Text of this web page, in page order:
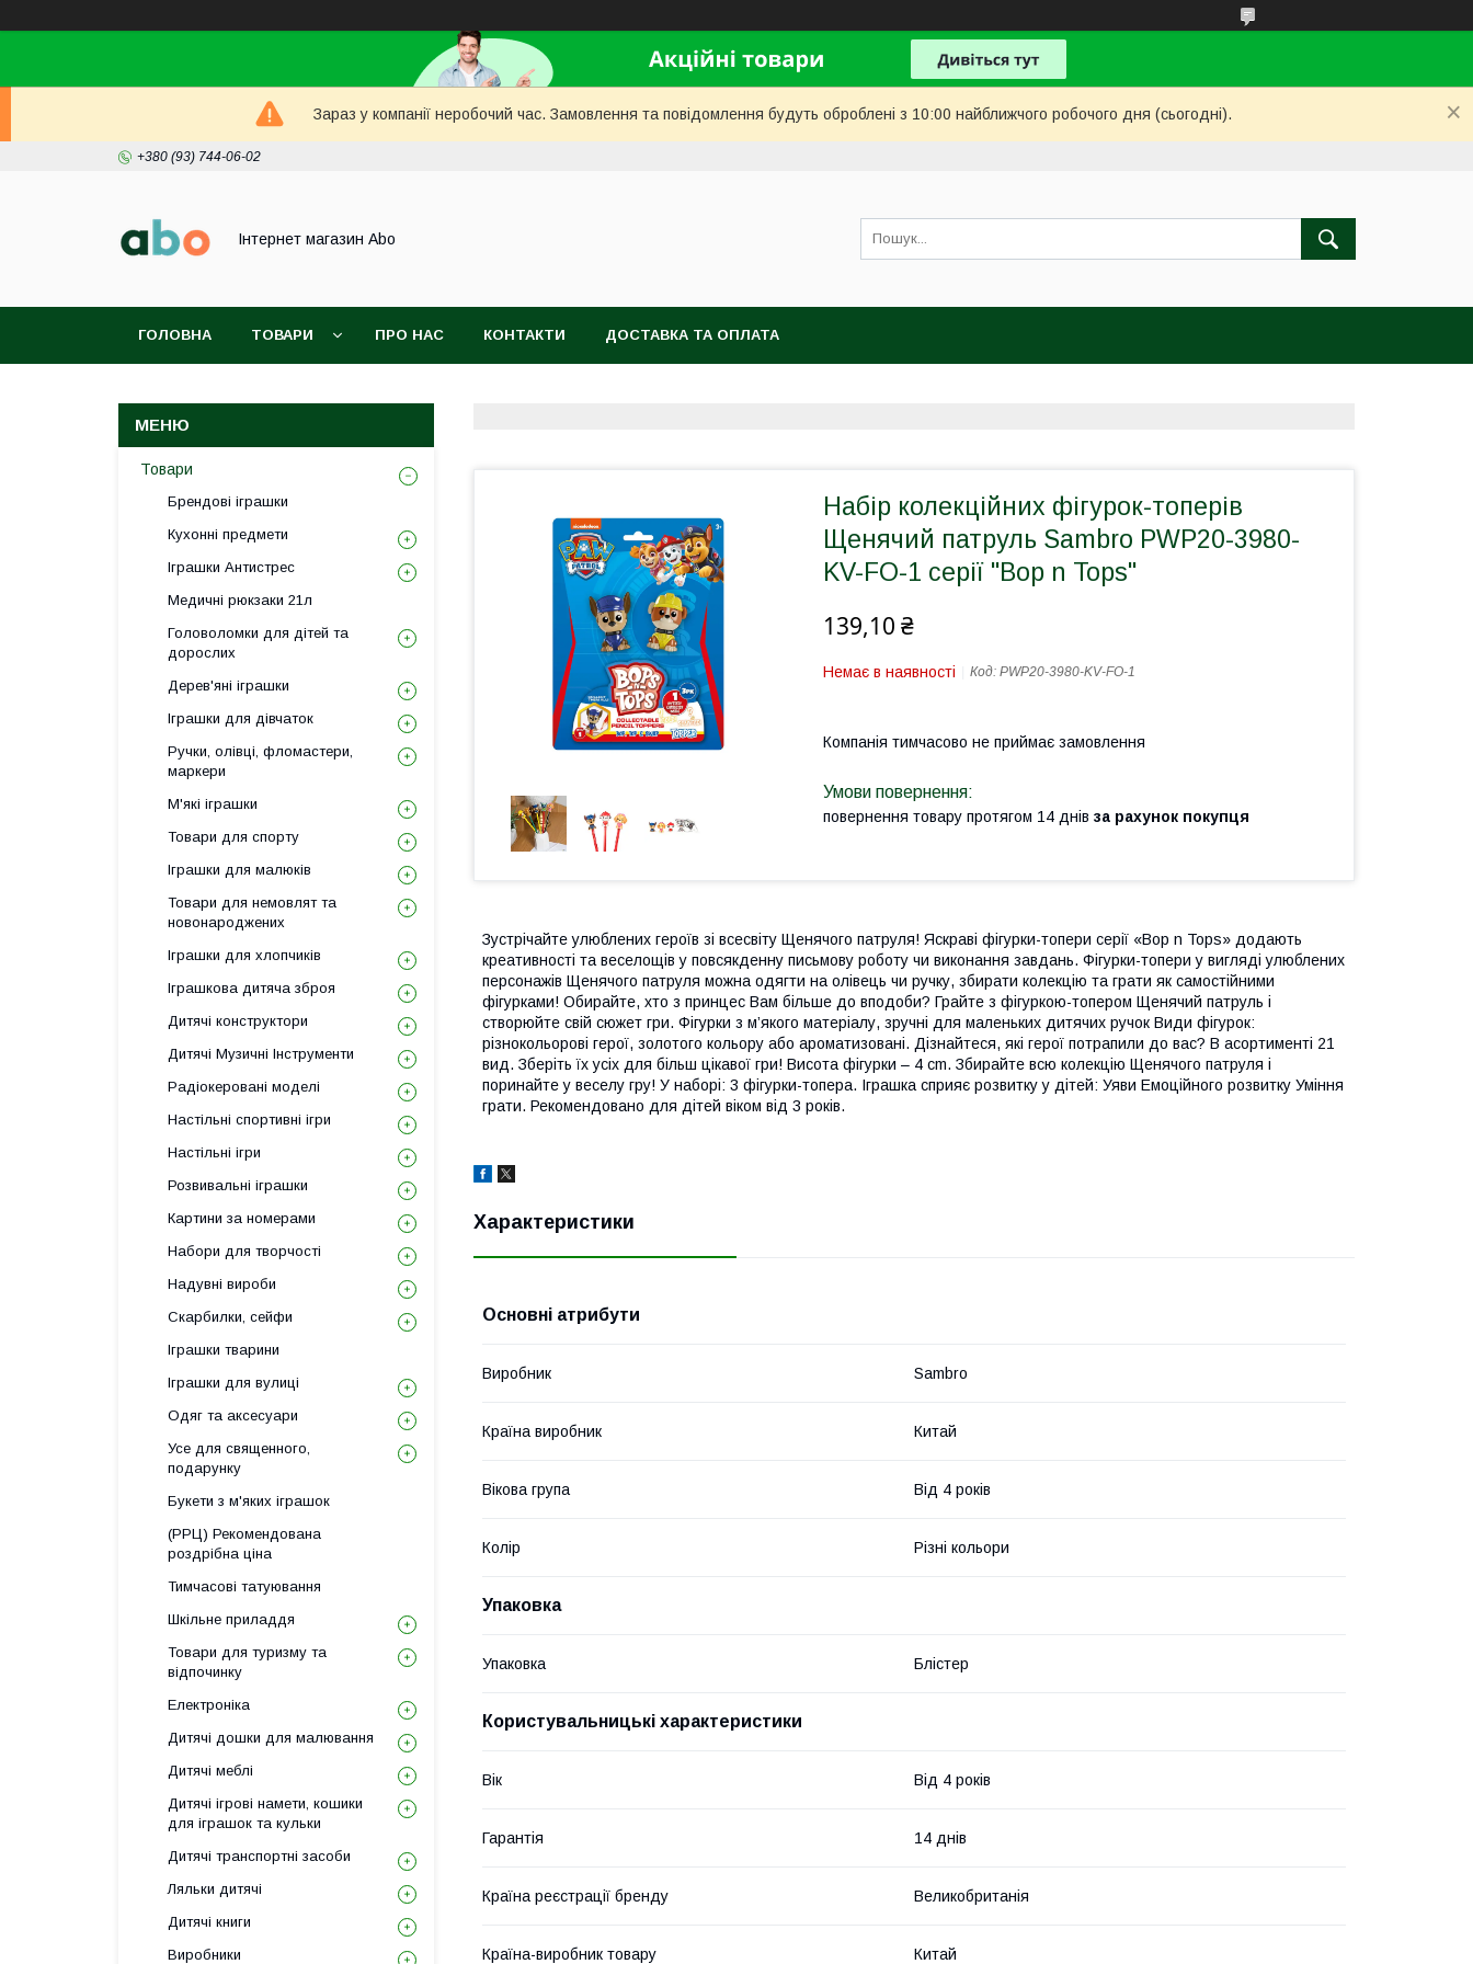
Зараз у компанії неробочий час. Замовлення та повідомлення будуть оброблені з 10:00 найближчого робочого дня (сьогодні).
+380 (93) 744-06-02
Інтернет магазин Abo
ГОЛОВНА ТОВАРИ ПРО НАС КОНТАКТИ ДОСТАВКА ТА ОПЛАТА
Набір колекційних фігурок-топерів
Щенячий патруль Sambro PWP20-3980-
KV-FO-1 серії "Bop n Tops"
139,10 ₴
Немає в наявності Код: PWP20-3980-KV-FO-1
Компанія тимчасово не приймає замовлення
повернення товару протягом 14 днів за рахунок покупця
Зустрічайте улюблених героїв зі всесвіту Щенячого патруля! Яскраві фігурки-топери серії «Bop n Tops» додають
креативності та веселощів у повсякденну письмову роботу чи виконання завдань. Фігурки-топери у вигляді улюблених
персонажів Щенячого патруля можна одягти на олівець чи ручку, збирати колекцію та грати як самостійними
фігурками! Обирайте, хто з принцес Вам більше до вподоби? Грайте з фігуркою-топером Щенячий патруль і
створюйте свій сюжет гри. Фігурки з м’якого матеріалу, зручні для маленьких дитячих ручок Види фігурок:
різнокольорові герої, золотого кольору або ароматизовані. Дізнайтеся, які герої потрапили до вас? В асортименті 21
вид. Зберіть їх усіх для більш цікавої гри! Висота фігурки – 4 cm. Збирайте всю колекцію Щенячого патруля і
поринайте у веселу гру! У наборі: 3 фігурки-топера. Іграшка сприяє розвитку у дітей: Уяви Емоційного розвитку Уміння
грати. Рекомендовано для дітей віком від 3 років.
Характеристики
Основні атрибути
Виробник Sambro
Країна виробник Китай
Вікова група Від 4 років
Колір Різні кольори
Упаковка
Упаковка Блістер
Користувальницькі характеристики
Вік Від 4 років
Гарантія 14 днів
Країна реєстрації бренду Великобританія
Країна-виробник товару Китай
Товари
Брендові іграшки
Кухонні предмети
Іграшки Антистрес
Медичні рюкзаки 21л
Головоломки для дітей та
дорослих
Дерев'яні іграшки
Іграшки для дівчаток
Ручки, олівці, фломастери,
маркери
М'які іграшки
Товари для спорту
Іграшки для малюків
Товари для немовлят та
новонароджених
Іграшки для хлопчиків
Іграшкова дитяча зброя
Дитячі конструктори
Дитячі Музичні Інструменти
Радіокеровані моделі
Настільні спортивні ігри
Настільні ігри
Розвивальні іграшки
Картини за номерами
Набори для творчості
Надувні вироби
Скарбилки, сейфи
Іграшки тварини
Іграшки для вулиці
Одяг та аксесуари
Усе для священного,
подарунку
Букети з м'яких іграшок
(РРЦ) Рекомендована
роздрібна ціна
Тимчасові татуювання
Шкільне приладдя
Товари для туризму та
відпочинку
Електроніка
Дитячі дошки для малювання
Дитячі меблі
Дитячі ігрові намети, кошики
для іграшок та кульки
Дитячі транспортні засоби
Ляльки дитячі
Дитячі книги
Виробники